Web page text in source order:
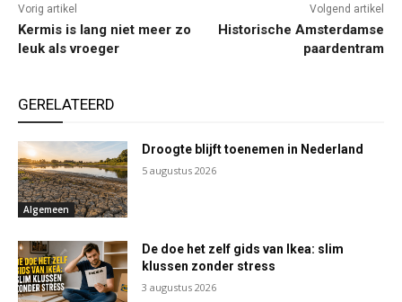
Vorig artikel
Kermis is lang niet meer zo
leuk als vroeger
Volgend artikel
Historische Amsterdamse
paardentram
GERELATEERD
Algemeen
Droogte blijft toenemen in Nederland
5 augustus 2026
De doe het zelf gids van Ikea: slim
klussen zonder stress
3 augustus 2026